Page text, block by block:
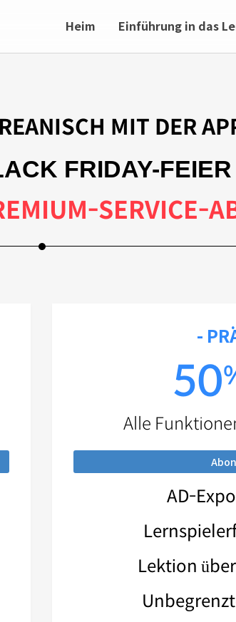
Heim Einführung in das
MIT DER
FRIDAY-FEIER
SERVICE-
-
50
Alle
AD-
Lektion